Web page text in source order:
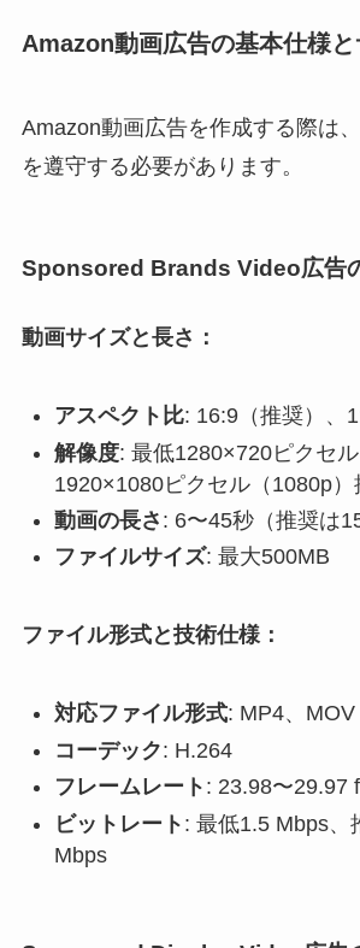
Amazon動画広告の基本仕様
Amazon動画広告を作成する際は
を遵守する必要があります。
Sponsored Brands Video広告
動画サイズと長さ：
アスペクト比: 16:9（推奨）、
解像度: 最低1280×720ピクセル
1920×1080ピクセル（1080p）
動画の長さ : 6〜45秒（推奨は
ファイルサイズ: 最大500MB
ファイル形式と技術仕様：
対応ファイル形式: MP4、MOV
コーデック: H.264
フレームレート : 23.98〜29.97
ビットレート : 最低1.5 Mbps、
Mbps